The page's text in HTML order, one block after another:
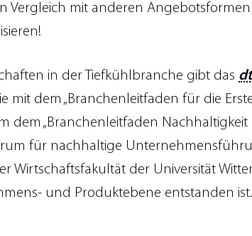
Vergleich mit anderen
in der Tiefkühlbranche gibt das
mit dem „Branchenleitfaden für die
dem „Branchenleitfaden Nachhaltigkeit
für nachhaltige
Wirtschaftsfakultät der Universität
und Produktebene entstanden ist.